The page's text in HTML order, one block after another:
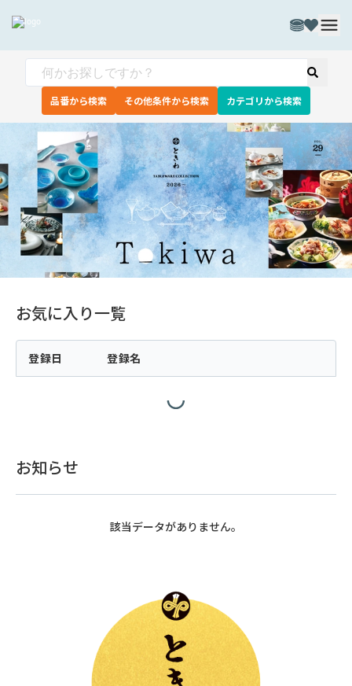
品番から検索 その他条件から検索 カテゴリから検索
お気に入り一覧
登録日 登録名
お知らせ
該当データがありません。